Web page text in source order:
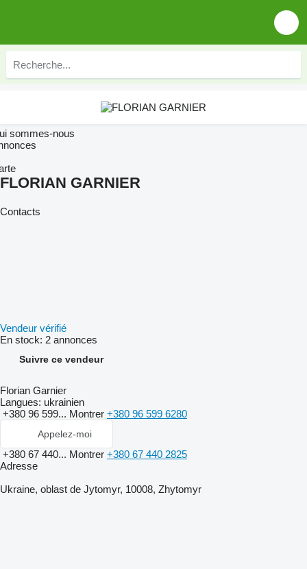
sommes-nous
FLORIAN GARNIER
Contacts
Vendeur vérifié
En stock: 2 annonces
Suivre ce vendeur
Florian Garnier
Langues: ukrainien
+380 96 599... Montrer +380 96 599 6280
Appelez-moi
+380 67 440... Montrer +380 67 440 2825
Adresse
Ukraine, oblast de Jytomyr, 10008, Zhytomyr